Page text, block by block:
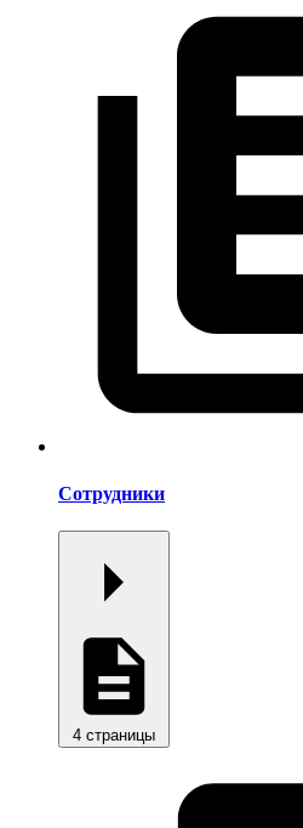
Сотрудники
4 страницы